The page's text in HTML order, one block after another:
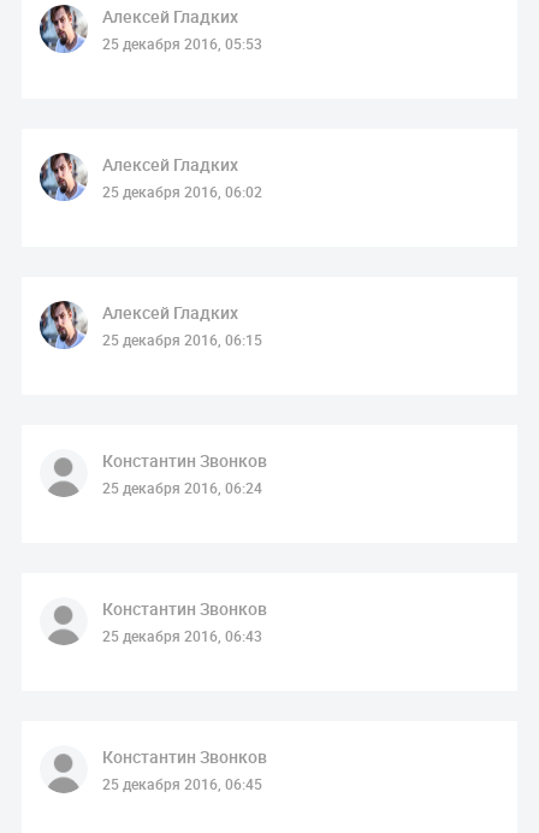
Алексей Гладких
25 декабря 2016, 05:53
Алексей Гладких
25 декабря 2016, 06:02
Алексей Гладких
25 декабря 2016, 06:15
Константин Звонков
25 декабря 2016, 06:24
Константин Звонков
25 декабря 2016, 06:43
Константин Звонков
25 декабря 2016, 06:45